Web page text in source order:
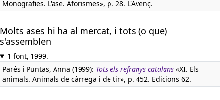
Monografies. L'ase. Aforismes», p. 28. L'Avenç.
Molts ases hi ha al mercat, i tots (o que)
s'assemblen
1 font, 1999.
Parés i Puntas, Anna (1999): Tots els refranys catalans «XI. Els
animals. Animals de càrrega i de tir», p. 452. Edicions 62.